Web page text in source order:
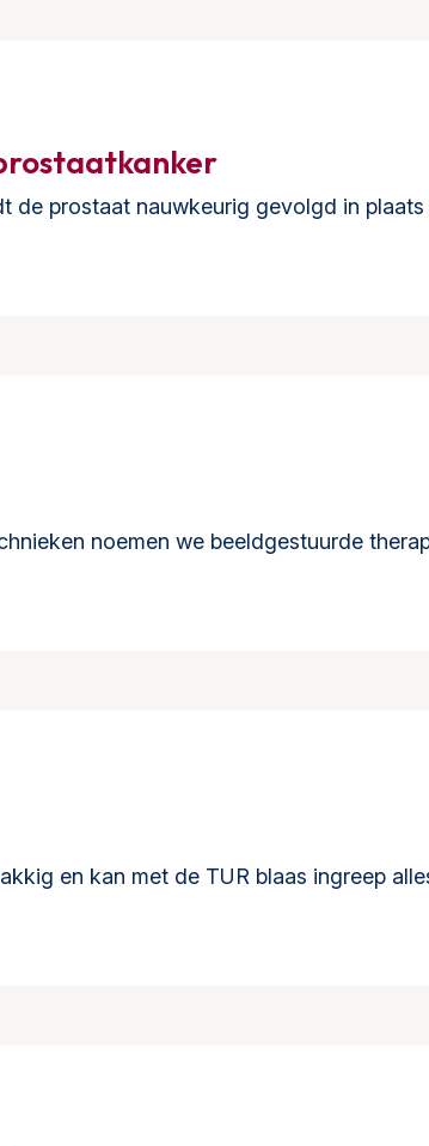
de prostaat nauwkeurig gevolgd in
noemen we beeldgestuurde
en kan met de TUR blaas ingreep